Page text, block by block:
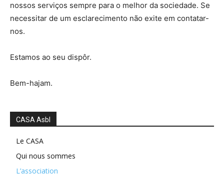
nossos serviços sempre para o melhor da sociedade. Se
necessitar de um esclarecimento não exite em contatar-
nos.
Estamos ao seu dispôr.
Bem-hajam.
CASA Asbl
Le CASA
Qui nous sommes
L’association